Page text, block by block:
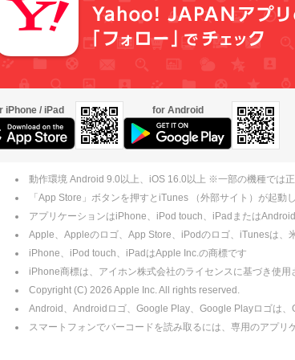
iPhone / iPad for Android
動作環境 Android 9.0以上、iOS 16.0以上 ※一部の機種では
「App Store」ボタンを押すとiTunes （外部サイト）が起動
アプリケーションはiPhone、iPod touch、iPadまたは
Apple、Appleのロゴ、App Store、iPodのロゴ、iTunesは、
iPhone、iPod touch、iPadはApple Inc.の商標です
iPhone商標は、アイホン株式会社のライセンスに基づき使用
Copyright (C) 2026 Apple Inc. All rights reserved.
Android、Androidロゴ、Google Play、Google Playロゴは
スマートフォンでバーコードを読み取るには、専用のアプリ